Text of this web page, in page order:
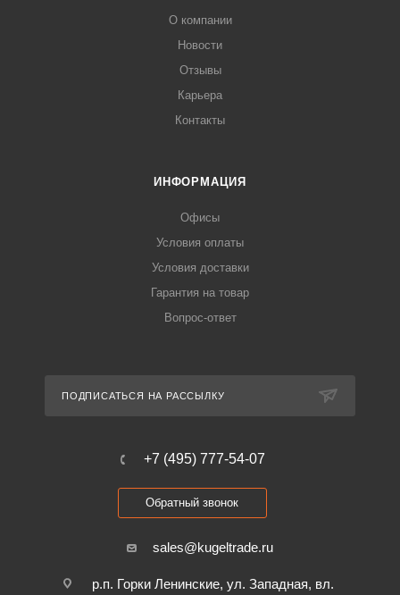
О компании
Новости
Отзывы
Карьера
Контакты
ИНФОРМАЦИЯ
Офисы
Условия оплаты
Условия доставки
Гарантия на товар
Вопрос-ответ
ПОДПИСАТЬСЯ НА РАССЫЛКУ
+7 (495) 777-54-07
Обратный звонок
sales@kugeltrade.ru
р.п. Горки Ленинские, ул. Западная, вл.